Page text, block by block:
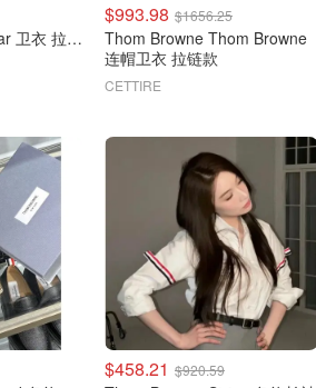
Thom Browne 4-Bar 卫衣 拉链款
$993.98 $1656.25
Thom Browne Thom Browne
连帽卫衣 拉链款
CETTIRE
$458.21 $920.59